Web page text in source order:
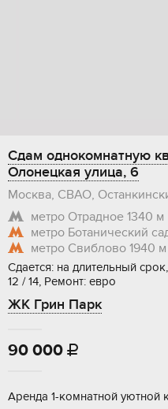
Сдам однокомнатную
Олонецкая улица, 6
Москва, СВАО,
метро Отрадное 1340 м
метро Ботанический
метро Свиблово 1940 м
Сдается: на длительный
12 / 14, Ремонт: евро
ЖК Грин Парк
90 000 
Аренда 1-комнатной уютной